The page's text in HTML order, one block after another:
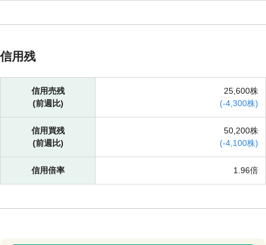
信用残
信用売残
(前週比)
25,600株
(-4,300株)
信用買残
(前週比)
50,200株
(-4,100株)
信用倍率 1.96倍